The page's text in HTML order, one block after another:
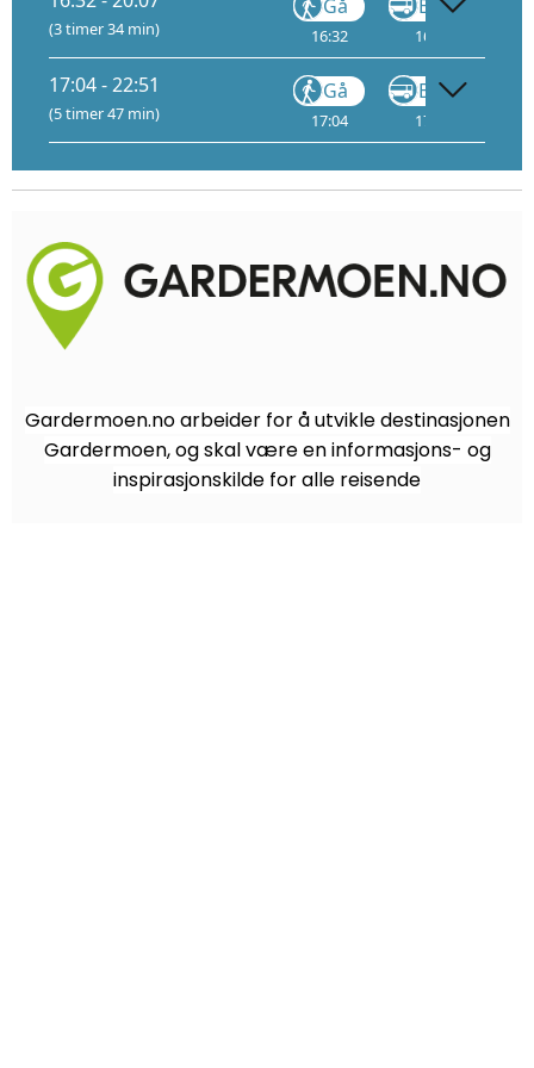
(3 timer 34 min)
Gå
16:32
Buss
16:43
17:04 - 22:51
(5 timer 47 min)
Gå
17:04
Buss
17:18
Gardermoen.no arbeider for å utvikle destinasjonen
Gardermoen, og skal være en informasjons- og
inspirasjonskilde for alle reisende